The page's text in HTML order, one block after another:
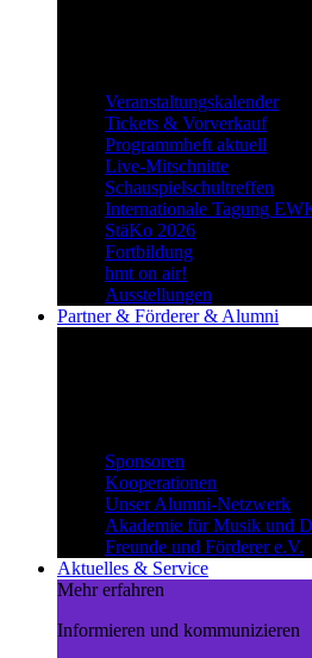
Veranstaltungskalender
Tickets & Vorverkauf
Programmheft aktuell
Live-Mitschnitte
Schauspielschultreffen
Internationale Tagung
StäKo 2026
Fortbildung
hmt on air!
Ausstellungen
Partner & Förderer & Alumni
Sponsoren
Kooperationen
Unser Alumni-Netzwerk
Akademie für Musik und
Freunde und Förderer e.V.
Aktuelles & Service
Mehr erfahren
Informieren und kommunizieren